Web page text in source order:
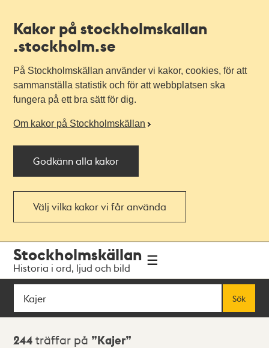
Kakor på stockholmskallan
.stockholm.se
På Stockholmskällan använder vi kakor, cookies, för att
sammanställa statistik och för att webbplatsen ska
fungera på ett bra sätt för dig.
Om kakor på Stockholmskällan
Godkänn alla kakor
Välj vilka kakor vi får använda
navigationen
huvudinnehållet
Stockholmskällan
Historia i ord, ljud och bild
Sök
Sök
Sökresultat
244 träffar på Kajer